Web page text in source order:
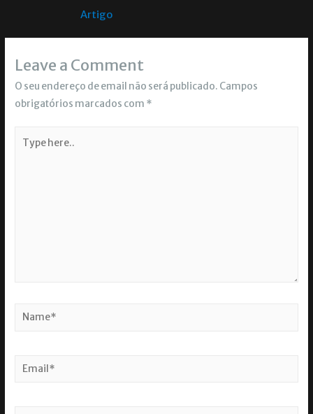
Artigo
Leave a Comment
O seu endereço de email não será publicado. Campos
obrigatórios marcados com *